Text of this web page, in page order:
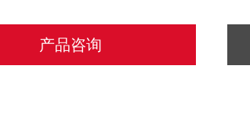
产品咨询